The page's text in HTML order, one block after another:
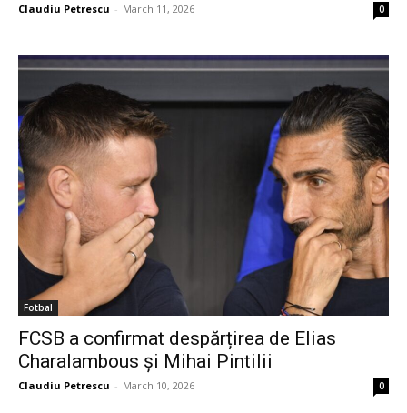
Claudiu Petrescu - March 11, 2026 0
Fotbal
FCSB a confirmat despărțirea de Elias
Charalambous și Mihai Pintilii
Claudiu Petrescu - March 10, 2026 0